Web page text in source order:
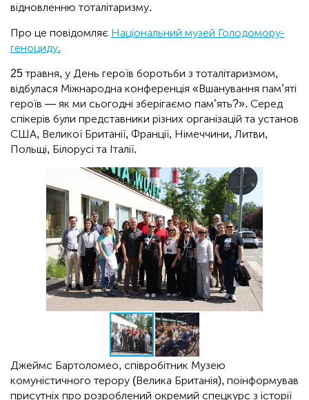
відновленню тоталітаризму.
Про це повідомляє Національний музей Голодомору-
геноциду.
25 травня, у День героїв боротьби з тоталітаризмом,
відбулася Міжнародна конференція «Вшанування пам’яті
героїв — як ми сьогодні зберігаємо пам’ять?». Серед
спікерів були представники різних організацій та установ
США, Великої Британії, Франції, Німеччини, Литви,
Польщі, Білорусі та Італії.
Джеймс Бартоломео, співробітник Музею
комуністичного терору (Велика Британія), поінформував
присутніх про розроблений окремий спецкурс з історії